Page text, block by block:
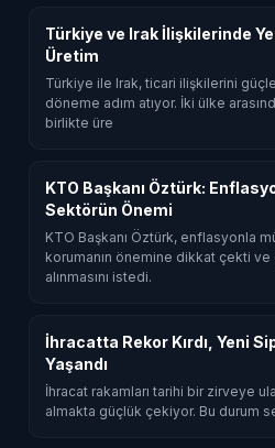
Türkiye ve Irak İlişkilerinde
Üretim
Türkiye ile Irak, ticari ilişkilerini
döneme adım atıyor. İki ülke
birlikte üre
KTO Başkanı Öztürk:
Sektörün Önemi
KTO Başkanı Öztürk, enflasyonla
korumanın önemine dikkat çekti
alınmasını istedi.
İhracatta Rekor Kırdı, Yeni
Yaşandı
İhracat rakamları tarihi bir zirveye
almakta güçlük çekiyor. Bu durum